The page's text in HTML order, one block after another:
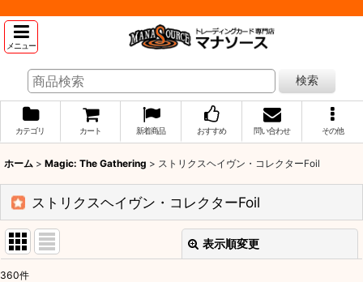
メニュー
検索
カテゴリ カート 新着商品 おすすめ 問い合わせ その他
ホーム > Magic: The Gathering > ストリクスヘイヴン・コレクターFoil
ストリクスヘイヴン・コレクターFoil
表示順変更
360件